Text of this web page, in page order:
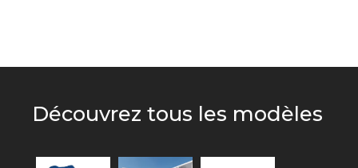
Découvrez tous les modèles